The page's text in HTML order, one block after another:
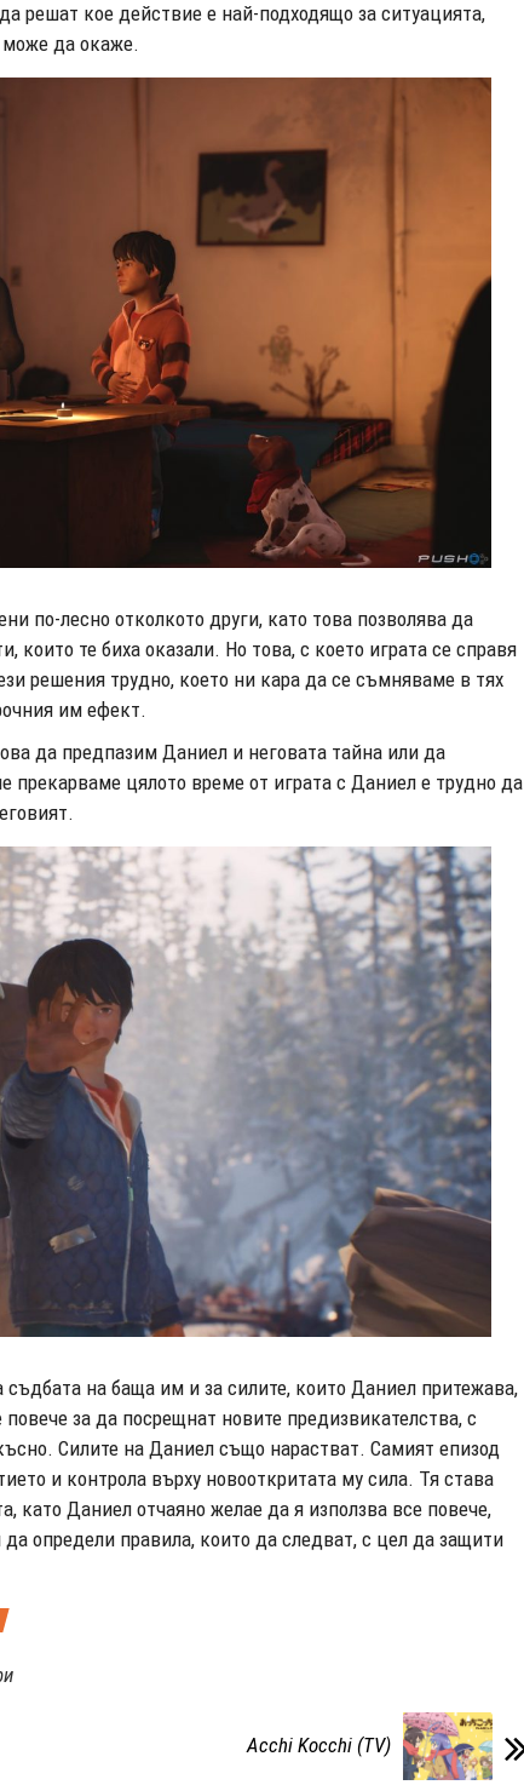
решат кое действие е най-подходящо за ситуацията,
може да окаже.
по-лесно отколкото други, като това позволява да
които те биха оказали. Но това, с което играта се справя
решения трудно, което ни кара да се съмняваме в тях
им ефект.
да предпазим Даниел и неговата тайна или да
прекарваме цялото време от играта с Даниел е трудно да
съдбата на баща им и за силите, които Даниел притежава,
за да посрещнат новите предизвикателства, с
Силите на Даниел също нарастват. Самият епизод
и контрола върху новооткритата му сила. Тя става
като Даниел отчаяно желае да я използва все повече,
определи правила, които да следват, с цел да защити
Acchi Kocchi (TV)